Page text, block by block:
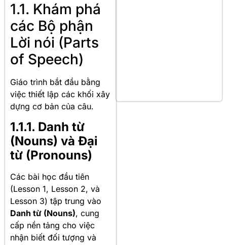
1.1. Khám phá
các Bộ phận
Lời nói (Parts
of Speech)
Giáo trình bắt đầu bằng
việc thiết lập các khối xây
dựng cơ bản của câu.
1.1.1. Danh từ
(Nouns) và Đại
từ (Pronouns)
Các bài học đầu tiên
(Lesson 1, Lesson 2, và
Lesson 3) tập trung vào
Danh từ (Nouns), cung
cấp nền tảng cho việc
nhận biết đối tượng và